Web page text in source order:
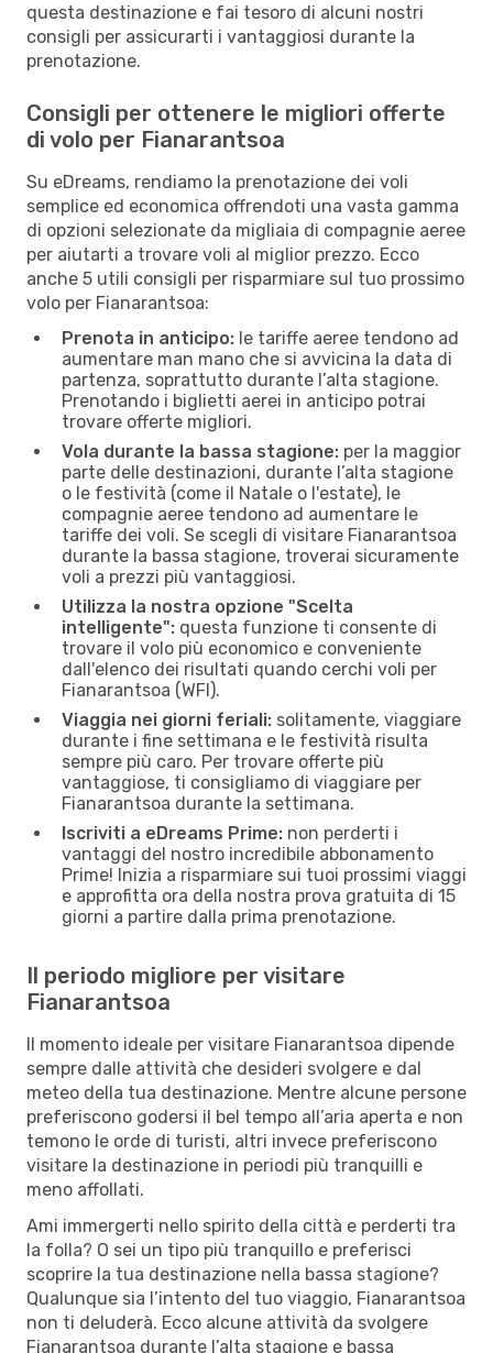
questa destinazione e fai tesoro di alcuni nostri
consigli per assicurarti i vantaggiosi durante la
prenotazione.
Consigli per ottenere le migliori offerte
di volo per Fianarantsoa
Su eDreams, rendiamo la prenotazione dei voli
semplice ed economica offrendoti una vasta gamma
di opzioni selezionate da migliaia di compagnie aeree
per aiutarti a trovare voli al miglior prezzo. Ecco
anche 5 utili consigli per risparmiare sul tuo prossimo
volo per Fianarantsoa:
Prenota in anticipo: le tariffe aeree tendono ad
aumentare man mano che si avvicina la data di
partenza, soprattutto durante l’alta stagione.
Prenotando i biglietti aerei in anticipo potrai
trovare offerte migliori.
Vola durante la bassa stagione: per la maggior
parte delle destinazioni, durante l’alta stagione
o le festività (come il Natale o l'estate), le
compagnie aeree tendono ad aumentare le
tariffe dei voli. Se scegli di visitare Fianarantsoa
durante la bassa stagione, troverai sicuramente
voli a prezzi più vantaggiosi.
Utilizza la nostra opzione "Scelta
intelligente": questa funzione ti consente di
trovare il volo più economico e conveniente
dall'elenco dei risultati quando cerchi voli per
Fianarantsoa (WFI).
Viaggia nei giorni feriali: solitamente, viaggiare
durante i fine settimana e le festività risulta
sempre più caro. Per trovare offerte più
vantaggiose, ti consigliamo di viaggiare per
Fianarantsoa durante la settimana.
Iscriviti a eDreams Prime: non perderti i
vantaggi del nostro incredibile abbonamento
Prime! Inizia a risparmiare sui tuoi prossimi viaggi
e approfitta ora della nostra prova gratuita di 15
giorni a partire dalla prima prenotazione.
Il periodo migliore per visitare
Fianarantsoa
Il momento ideale per visitare Fianarantsoa dipende
sempre dalle attività che desideri svolgere e dal
meteo della tua destinazione. Mentre alcune persone
preferiscono godersi il bel tempo all’aria aperta e non
temono le orde di turisti, altri invece preferiscono
visitare la destinazione in periodi più tranquilli e
meno affollati.
Ami immergerti nello spirito della città e perderti tra
la folla? O sei un tipo più tranquillo e preferisci
scoprire la tua destinazione nella bassa stagione?
Qualunque sia l’intento del tuo viaggio, Fianarantsoa
non ti deluderà. Ecco alcune attività da svolgere
Fianarantsoa durante l’alta stagione e bassa